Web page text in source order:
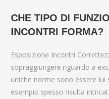
CHE TIPO DI
INCONTRI FORMA?
Esposizione Incontri
sopraggiungere riguardo a
uniche norme sono essere lui
esempio spesso risulta